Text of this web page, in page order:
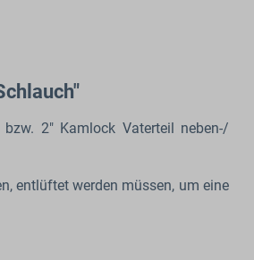
2" Kamlock Vaterteil neben-/
entlüftet werden müssen, um eine